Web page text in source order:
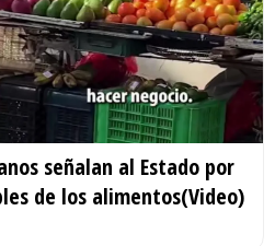
señalan al Estado por
de los alimentos(Video)